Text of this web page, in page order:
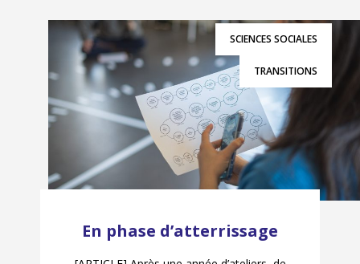
SCIENCES SOCIALES
TRANSITIONS
En phase d’atterrissage